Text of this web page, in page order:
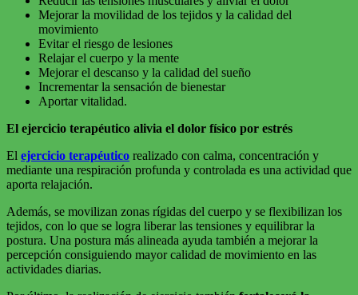
Mejorar la movilidad de los tejidos y la calidad del
movimiento
Evitar el riesgo de lesiones
Relajar el cuerpo y la mente
Mejorar el descanso y la calidad del sueño
Incrementar la sensación de bienestar
Aportar vitalidad.
El ejercicio terapéutico alivia el dolor físico por estrés
El ejercicio terapéutico realizado con calma, concentración y
mediante una respiración profunda y controlada es una actividad que
aporta relajación.
Además, se movilizan zonas rígidas del cuerpo y se flexibilizan los
tejidos, con lo que se logra liberar las tensiones y equilibrar la
postura. Una postura más alineada ayuda también a mejorar la
percepción consiguiendo mayor calidad de movimiento en las
actividades diarias.